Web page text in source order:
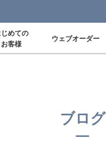
じめての
お客様
ウェブオーダー
ブログ